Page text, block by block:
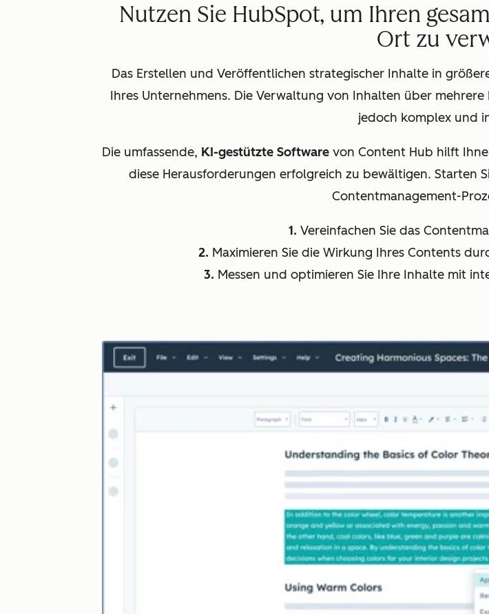
Nutzen Sie HubSpot, um Ihren
Ort zu
Das Erstellen und Veröffentlichen strategischer Inhalte in
Ihres Unternehmens. Die Verwaltung von Inhalten über
jedoch komplex und
Die umfassende, KI-gestützte Software von Content Hub hilft
diese Herausforderungen erfolgreich zu bewältigen. Starten
Contentmanagement-
1. Vereinfachen Sie das
2. Maximieren Sie die Wirkung Ihres Contents
3. Messen und optimieren Sie Ihre Inhalte mit